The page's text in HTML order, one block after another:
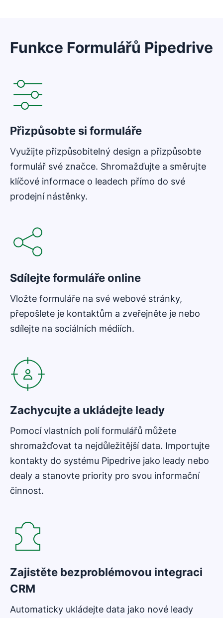
Funkce Formulářů Pipedrive
Přizpůsobte si formuláře
Využijte přizpůsobitelný design a přizpůsobte
formulář své značce. Shromažďujte a směrujte
klíčové informace o leadech přímo do své
prodejní nástěnky.
Sdílejte formuláře online
Vložte formuláře na své webové stránky,
přepošlete je kontaktům a zveřejněte je nebo
sdílejte na sociálních médiích.
Zachycujte a ukládejte leady
Pomocí vlastních polí formulářů můžete
shromažďovat ta nejdůležitější data. Importujte
kontakty do systému Pipedrive jako leady nebo
dealy a stanovte priority pro svou informační
činnost.
Zajistěte bezproblémovou integraci
CRM
Automaticky ukládejte data jako nové leady